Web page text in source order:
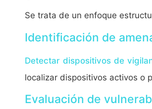
Se trata de un enfoque
Identificación de
Detectar dispositivos de
localizar dispositivos activos o
Evaluación de